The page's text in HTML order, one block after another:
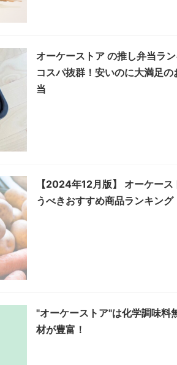
オーケーストア の推し弁当ラン
コスパ抜群！安いのに大満足の
当
【2024年12月版】 オーケース
うべきおすすめ商品ランキング
"オーケーストア"は化学調味料
材が豊富！